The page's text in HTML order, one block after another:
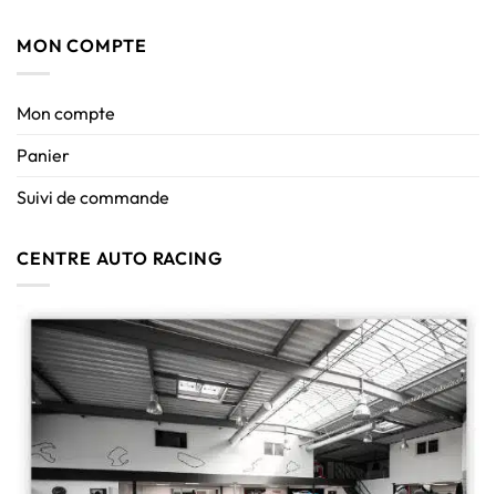
MON COMPTE
Mon compte
Panier
Suivi de commande
CENTRE AUTO RACING